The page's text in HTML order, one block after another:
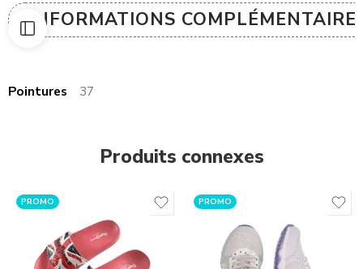
INFORMATIONS
Pointures 37
Produits connexes
PROMO PROMO